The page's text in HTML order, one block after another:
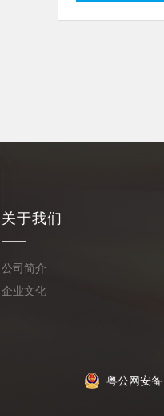
关于我们
公司简介
企业文化
粤公网安备